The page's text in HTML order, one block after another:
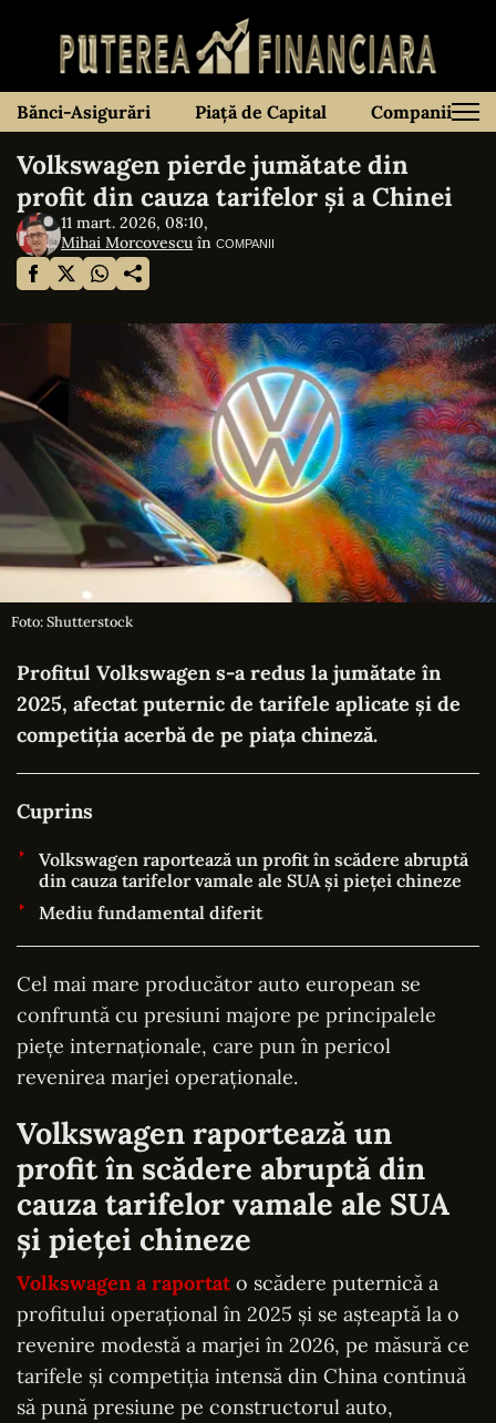
Bănci-Asigurări Piață de Capital Companii
Volkswagen pierde jumătate din
profit din cauza tarifelor și a Chinei
11 mart. 2026, 08:10,
Mihai Morcovescu în COMPANII
Foto: Shutterstock
Profitul Volkswagen s-a redus la jumătate în
2025, afectat puternic de tarifele aplicate și de
competiția acerbă de pe piața chineză.
Cuprins
Volkswagen raportează un profit în scădere abruptă
din cauza tarifelor vamale ale SUA și pieței chineze
Mediu fundamental diferit
Cel mai mare producător auto european se
confruntă cu presiuni majore pe principalele
piețe internaționale, care pun în pericol
revenirea marjei operaționale.
Volkswagen raportează un
profit în scădere abruptă din
cauza tarifelor vamale ale SUA
și pieței chineze
Volkswagen a raportato scădere puternică a
profitului operațional în 2025 și se așteaptă la o
revenire modestă a marjei în 2026, pe măsură ce
tarifele și competiția intensă din China continuă
să pună presiune pe constructorul auto,